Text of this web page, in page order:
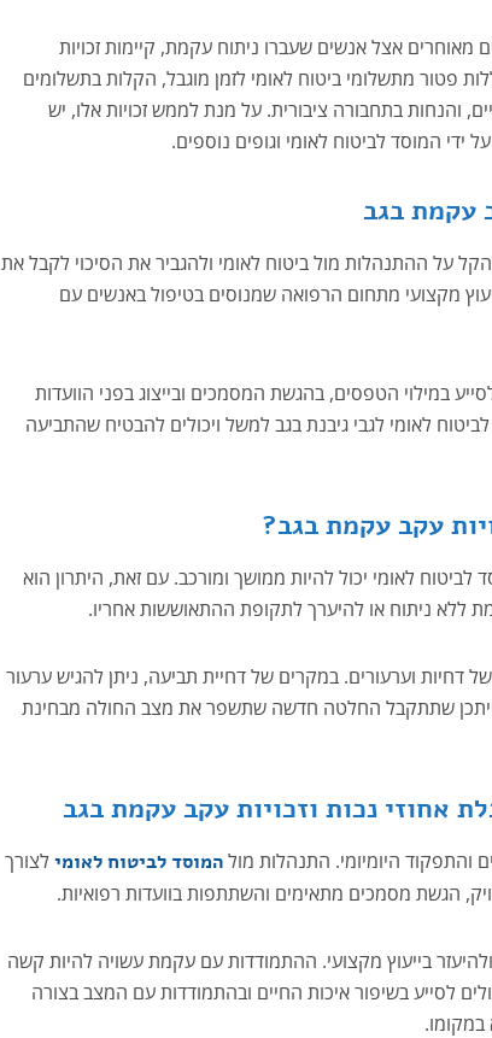
אצל אנשים שעברו ניתוח עקמת, קיימות זכויות
פטור מתשלומי ביטוח לאומי לזמן מוגבל, הקלות בתשלומים
והנחות בתחבורה ציבורית. על מנת לממש זכויות אלו, יש
ידי המוסד לביטוח לאומי וגופים נוספים.
עקמת בגב
על ההתנהלות מול ביטוח לאומי ולהגביר את הסיכוי לקבל את
מקצועי מתחום הרפואה שמנוסים בטיפול באנשים עם
במילוי הטפסים, בהגשת המסמכים ובייצוג בפני הוועדות
לאומי לגבי גיבנת בגב למשל ויכולים להבטיח שהתביעה
עקב עקמת בגב?
לאומי יכול להיות ממושך ומורכב. עם זאת, היתרון הוא
ללא ניתוח או להיערך לתקופת ההתאוששות אחריו.
דחיות וערעורים. במקרים של דחיית תביעה, ניתן להגיש ערעור
שתתקבל החלטה חדשה שתשפר את מצב החולה מבחינת
אחוזי נכות וזכויות עקב עקמת בגב
היומיומי. התנהלות מולהמוסד לביטוח לאומי לצורך
הגשת מסמכים מתאימים והשתתפות בוועדות רפואיות.
בייעוץ מקצועי. ההתמודדות עם עקמת עשויה להיות קשה
לסייע בשיפור איכות החיים ובהתמודדות עם המצב בצורה